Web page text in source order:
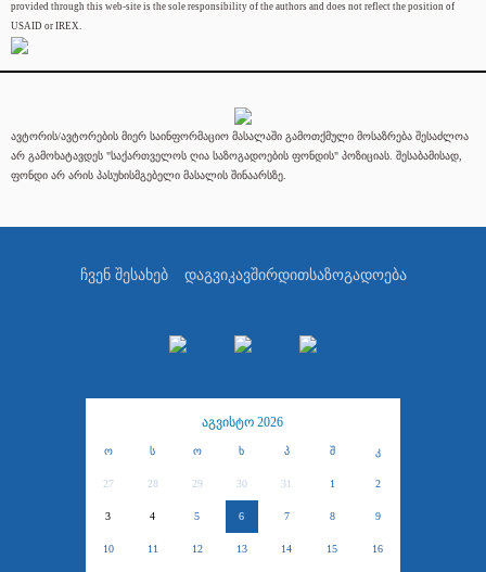
provided through this web-site is the sole responsibility of the authors and does not reflect the position of
USAID or IREX.
ავტორის/ავტორების მიერ საინფორმაციო მასალაში გამოთქმული მოსაზრება შესაძლოა
არ გამოხატავდეს "საქართველოს ღია საზოგადოების ფონდის" პოზიციას. შესაბამისად,
ფონდი არ არის პასუხისმგებელი მასალის შინაარსზე.
ჩვენ შესახებ დაგვიკავშირდითსაზოგადოება
აგვისტო 2026
ო ს ო ხ პ შ კ
27 28 29 30 31 1 2
3 4 5 6 7 8 9
10 11 12 13 14 15 16